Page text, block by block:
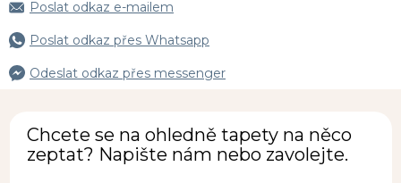
Poslat odkaz e-mailem
Poslat odkaz přes Whatsapp
Odeslat odkaz přes messenger
Chcete se na ohledně tapety na něco
zeptat? Napište nám nebo zavolejte.